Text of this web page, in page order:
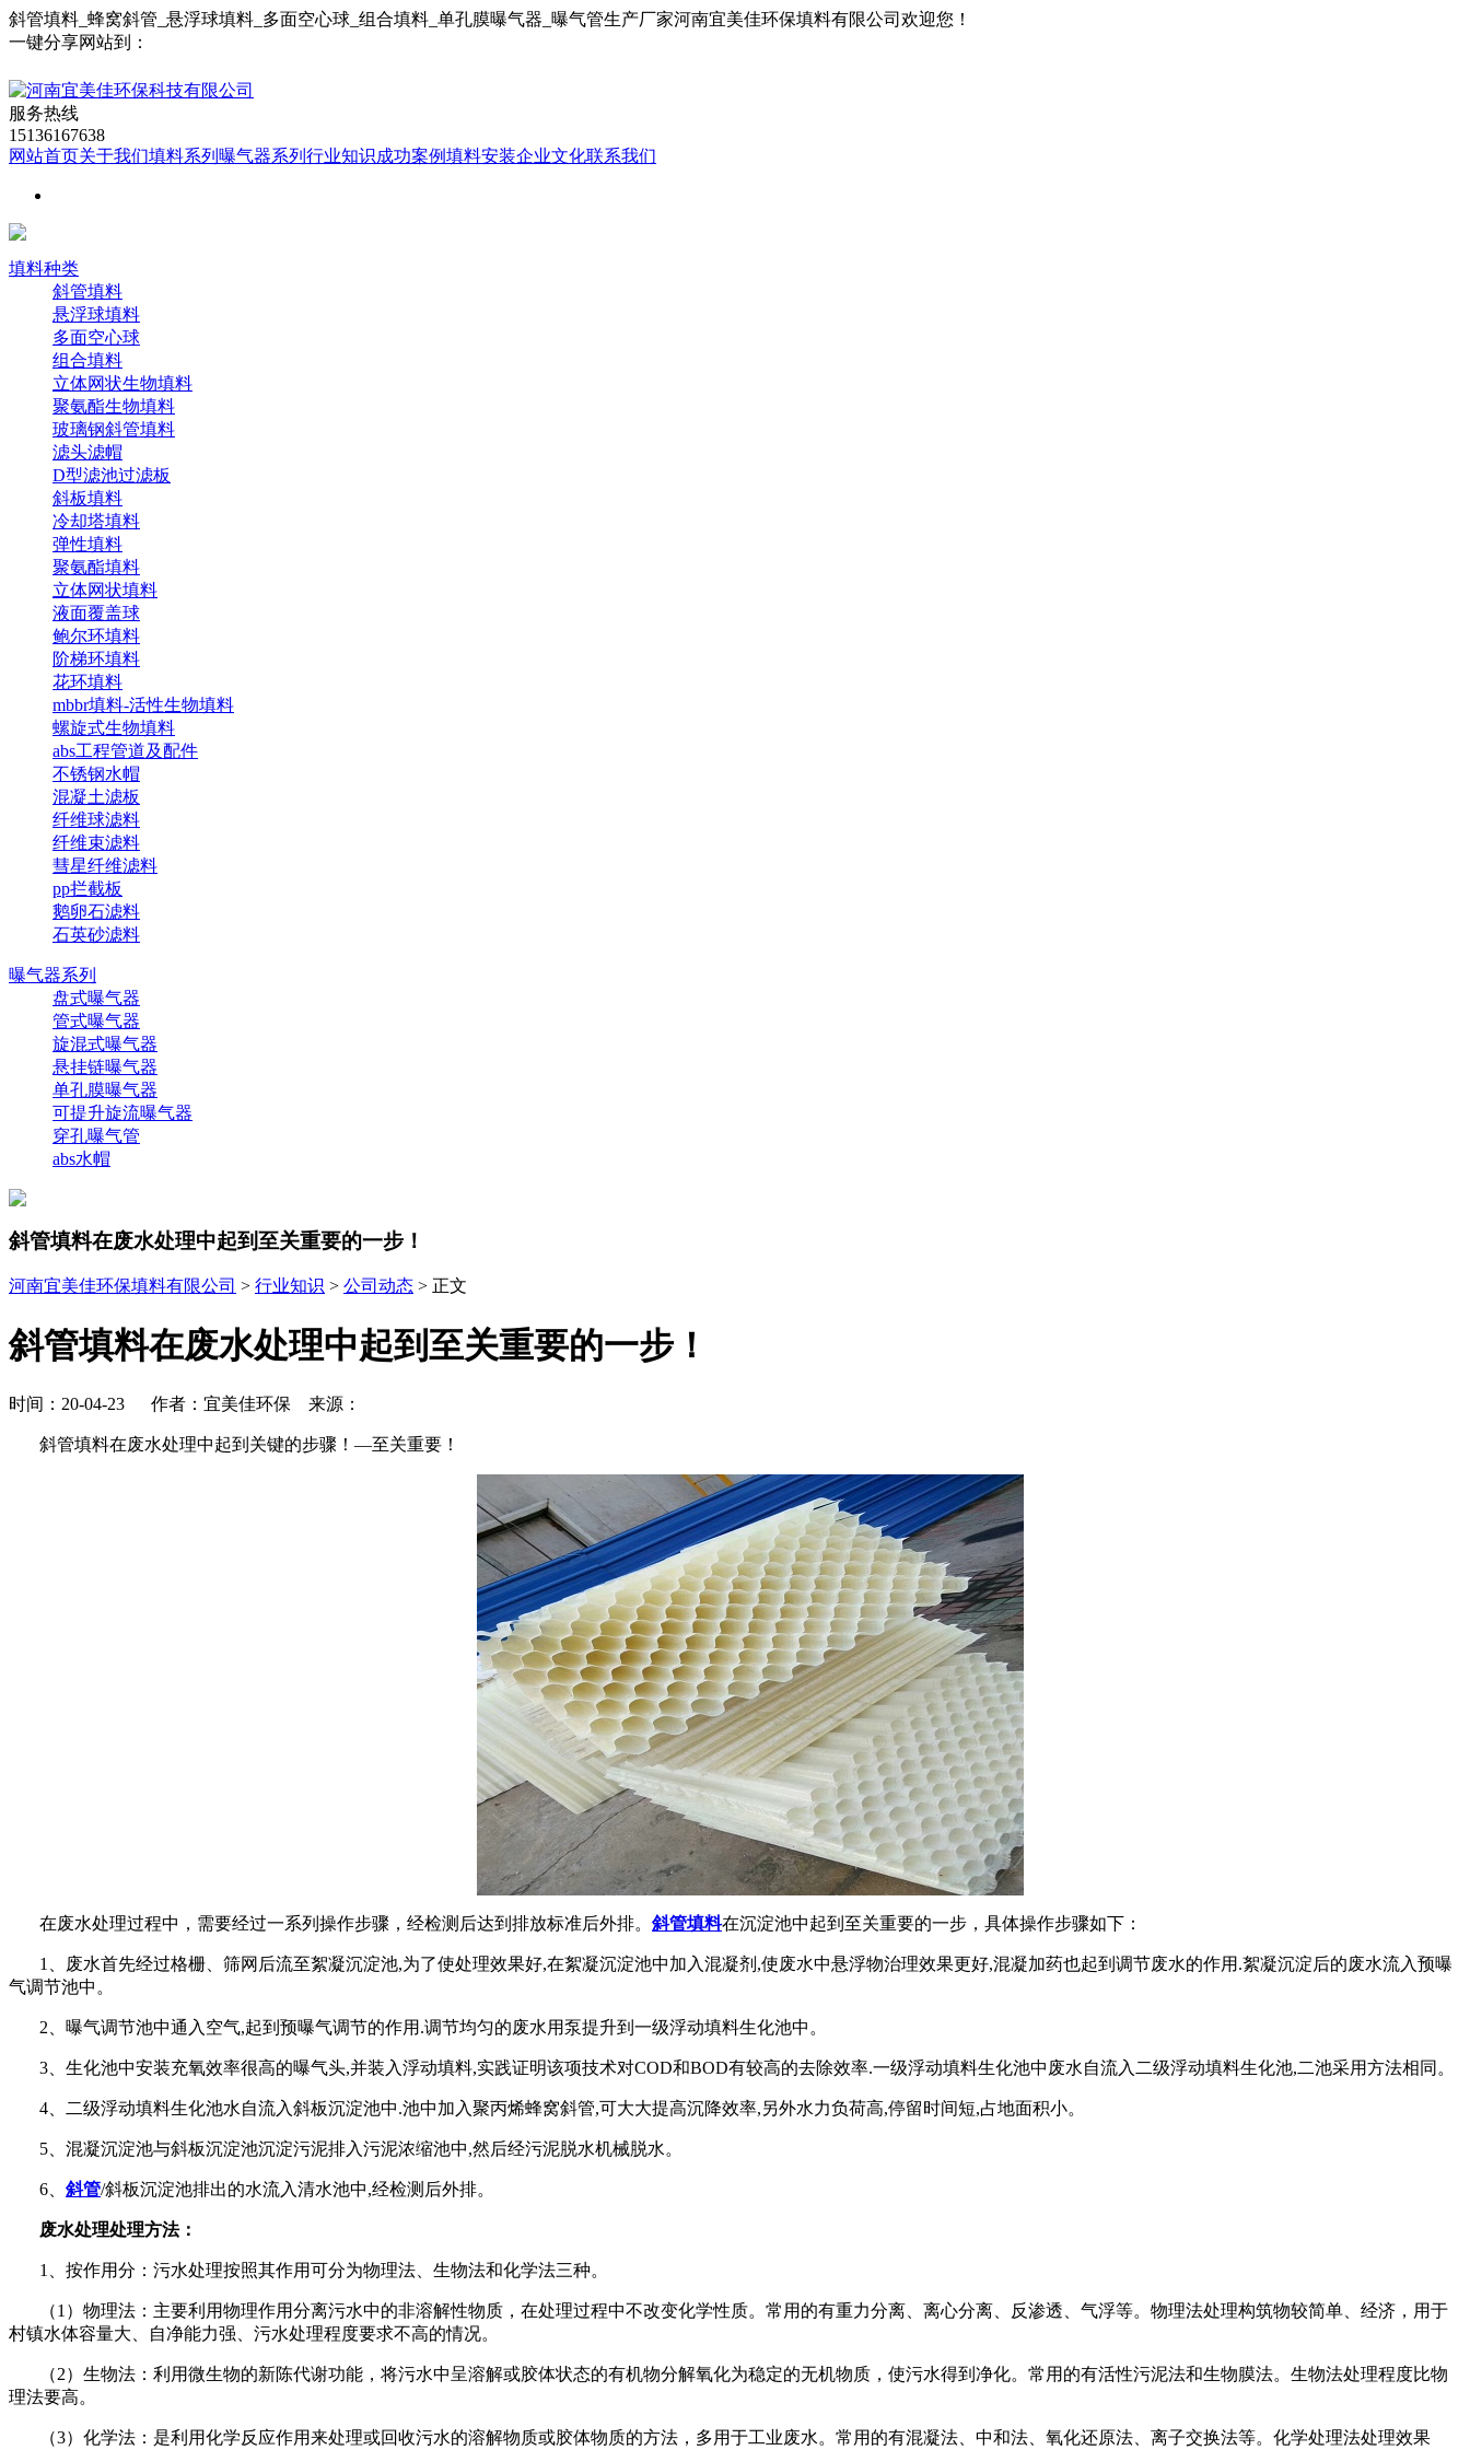
斜管填料_蜂窝斜管_悬浮球填料_多面空心球_组合填料_单孔膜曝气器_曝气管生产厂家河南宜美佳环保填料有限公司欢迎您！
一键分享网站到：
服务热线
15136167638
网站首页关于我们填料系列 曝气器系列 行业知识成功案例填料安装企业文化联系我们
填料种类
斜管填料
悬浮球填料
多面空心球
组合填料
立体网状生物填料
聚氨酯生物填料
玻璃钢斜管填料
滤头滤帽
D型滤池过滤板
斜板填料
冷却塔填料
弹性填料
聚氨酯填料
立体网状填料
液面覆盖球
鲍尔环填料
阶梯环填料
花环填料
mbbr填料-活性生物填料
螺旋式生物填料
abs工程管道及配件
不锈钢水帽
混凝土滤板
纤维球滤料
纤维束滤料
彗星纤维滤料
pp拦截板
鹅卵石滤料
石英砂滤料
曝气器系列
盘式曝气器
管式曝气器
旋混式曝气器
悬挂链曝气器
单孔膜曝气器
可提升旋流曝气器
穿孔曝气管
abs水帽
斜管填料在废水处理中起到至关重要的一步！
河南宜美佳环保填料有限公司 > 行业知识 > 公司动态 > 正文
斜管填料在废水处理中起到至关重要的一步！
时间：20-04-23 作者：宜美佳环保 来源：
斜管填料在废水处理中起到关键的步骤！ —至关重要！
在废水处理过程中，需要经过一系列操作步骤，经检测后达到排放标准后外排。 斜管填料在沉淀池中起到至关重要的一步，具体操作步骤如下：
1 、废水首先经过格栅、筛网后流至絮凝沉淀池,为了使处理效果好,在絮凝沉淀池中加入混凝剂 ,使废水中悬浮物治理效果更好,混凝加药也起到调节废水的作用 .絮凝沉淀后的废水流入预曝
气调节池中。
2 、曝气调节池中通入空气,起到预曝气调节的作用 .调节均匀的废水用泵提升到一级浮动填料生化池中。
3 、生化池中安装充氧效率很高的曝气头,并装入浮动填料,实践证明该项技术对COD和BOD有较高的去除效率.一级浮动填料生化池中废水自流入二级浮动填料生化池,二池采用方法相同。
4 、二级浮动填料生化池水自流入斜板沉淀池中.池中加入聚丙烯蜂窝斜管,可大大提高沉降效率,另外水力负荷高,停留时间短,占地面积小。
5 、混凝沉淀池与斜板沉淀池沉淀污泥排入污泥浓缩池中,然后经污泥脱水机械脱水。
6 斜管/斜板沉淀池排出的水流入清水池中,经检测后外排。
废水处理处理方法：
1 、按作用分：污水处理按照其作用可分为物理法、生物法和化学法三种。
（1 ）物理法：主要利用物理作用分离污水中的非溶解性物质，在处理过程中不改变化学性质。常用的有重力分离、离心分离、反渗透、气浮等。物理法处理构筑物较简单、经济，用于
村镇水体容量大、自净能力强、污水处理程度要求不高的情况。
（2）生物法：利用微生物的新陈代谢功能，将污水中呈溶解或胶体状态的有机物分解氧化为稳定的无机物质，使污水得到净化。常用的有活性污泥法和生物膜法。生物法处理程度比物
理法要高。
（3）化学法：是利用化学反应作用来处理或回收污水的溶解物质或胶体物质的方法，多用于工业废水。常用的有混凝法、中和法、氧化还原法、离子交换法等。化学处理法处理效果